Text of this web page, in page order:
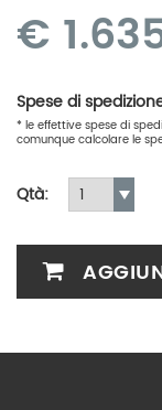
€
Spese di
* le effettive spese di
comunque calcolare le
Qtà: